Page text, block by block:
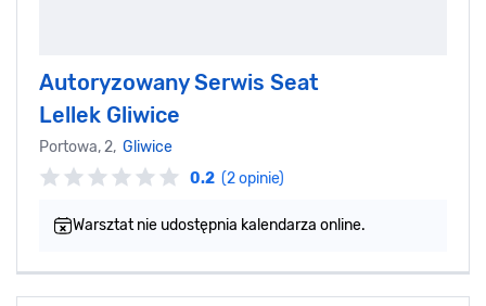
Autoryzowany Serwis Seat
Lellek Gliwice
Portowa, 2, Gliwice
0.2 (2 opinie)
Warsztat nie udostępnia kalendarza online.